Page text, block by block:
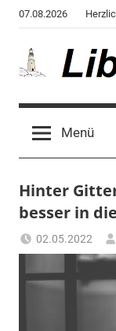
Zum
Inhalt
springen
07.08.2026
Warte
des
"Corona,
Klima,
"2020",
"Weltchaos",
"Chronik
Menü
Hinter
besser in
02.05.2022